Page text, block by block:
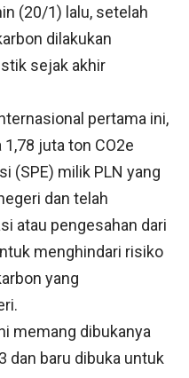
(20/1) lalu, setelah
dilakukan
sejak akhir
pertama ini,
juta ton CO2e
(SPE) milik PLN yang
dan telah
atau pengesahan dari
menghindari risiko
yang
memang dibukanya
dan baru dibuka untuk